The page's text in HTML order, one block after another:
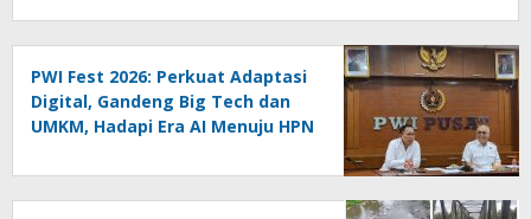
PWI Fest 2026: Perkuat Adaptasi
Digital, Gandeng Big Tech dan
UMKM, Hadapi Era AI Menuju HPN